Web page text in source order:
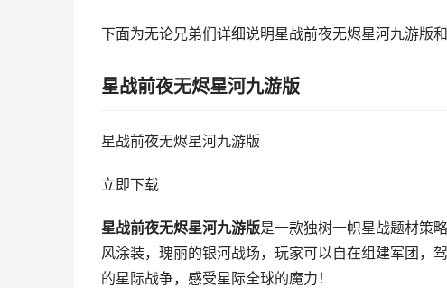
下面为无论兄弟们详细说明星战前夜无烬星河九游版
星战前夜无烬星河九游版
星战前夜无烬星河九游版
立即下载
星战前夜无烬星河九游版是一款独树一帜星战题材策
风涂装，瑰丽的银河战场，玩家可以自在组建军团，
的星际战争，感受星际全球的魔力！